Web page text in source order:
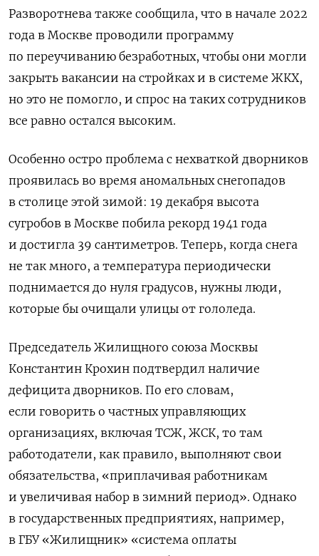
Разворотнева также сообщила, что в начале 2022
года в Москве проводили программу
по переучиванию безработных, чтобы они могли
закрыть вакансии на стройках и в системе ЖКХ,
но это не помогло, и спрос на таких сотрудников
все равно остался высоким.
Особенно остро проблема с нехваткой дворников
проявилась во время аномальных снегопадов
в столице этой зимой: 19 декабря высота
сугробов в Москве побила рекорд 1941 года
и достигла 39 сантиметров. Теперь, когда снега
не так много, а температура периодически
поднимается до нуля градусов, нужны люди,
которые бы очищали улицы от гололеда.
Председатель Жилищного союза Москвы
Константин Крохин подтвердил наличие
дефицита дворников. По его словам,
если говорить о частных управляющих
организациях, включая ТСЖ, ЖСК, то там
работодатели, как правило, выполняют свои
обязательства, «приплачивая работникам
и увеличивая набор в зимний период». Однако
в государственных предприятиях, например,
в ГБУ «Жилищник» «система оплаты